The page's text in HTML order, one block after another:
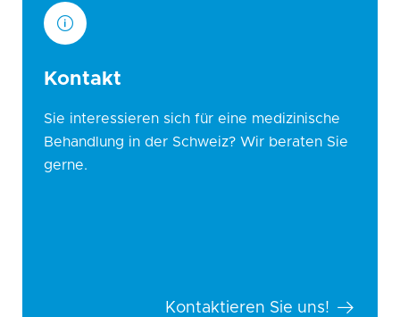
Kontakt
Sie interessieren sich für eine medizinische
Behandlung in der Schweiz? Wir beraten Sie
gerne.
Kontaktieren Sie uns!